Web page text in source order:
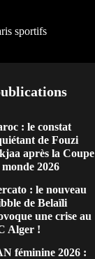
sportifs
: le constat
de Fouzi
après la Coupe
2026
: le nouveau
de Belaïli
une crise au
Alger !
féminine 2026 :